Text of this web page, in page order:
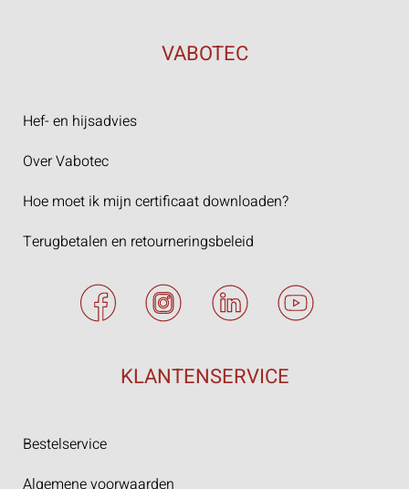
VABOTEC
Hef- en hijsadvies
Over Vabotec
Hoe moet ik mijn certificaat downloaden?
Terugbetalen en retourneringsbeleid
KLANTENSERVICE
Bestelservice
Algemene voorwaarden